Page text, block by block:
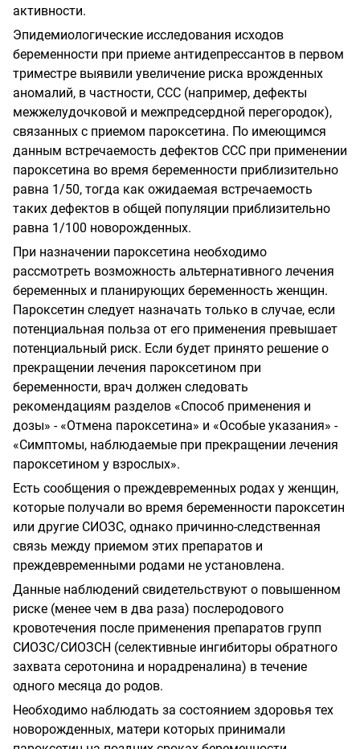
активности.
Эпидемиологические исследования исходов
беременности при приеме антидепрессантов в первом
триместре выявили увеличение риска врожденных
аномалий, в частности, ССС (например, дефекты
межжелудочковой и межпредсердной перегородок),
связанных с приемом пароксетина. По имеющимся
данным встречаемость дефектов ССС при применении
пароксетина во время беременности приблизительно
равна 1/50, тогда как ожидаемая встречаемость
таких дефектов в общей популяции приблизительно
равна 1/100 новорожденных.
При назначении пароксетина необходимо
рассмотреть возможность альтернативного лечения
беременных и планирующих беременность женщин.
Пароксетин следует назначать только в случае, если
потенциальная польза от его применения превышает
потенциальный риск. Если будет принято решение о
прекращении лечения пароксетином при
беременности, врач должен следовать
рекомендациям разделов «Способ применения и
дозы» - «Отмена пароксетина» и «Особые указания» -
«Симптомы, наблюдаемые при прекращении лечения
пароксетином у взрослых».
Есть сообщения о преждевременных родах у женщин,
которые получали во время беременности пароксетин
или другие СИОЗС, однако причинно-следственная
связь между приемом этих препаратов и
преждевременными родами не установлена.
Данные наблюдений свидетельствуют о повышенном
риске (менее чем в два раза) послеродового
кровотечения после применения препаратов групп
СИОЗС/СИОЗСН (селективные ингибиторы обратного
захвата серотонина и норадреналина) в течение
одного месяца до родов.
Необходимо наблюдать за состоянием здоровья тех
новорожденных, матери которых принимали